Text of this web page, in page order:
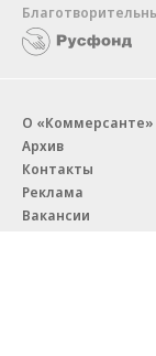
О «Коммерсанте»
Архив
Контакты
Реклама
Вакансии